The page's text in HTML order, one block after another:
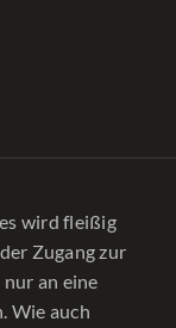
wird fleißig
Zugang zur
an eine
Wie auch